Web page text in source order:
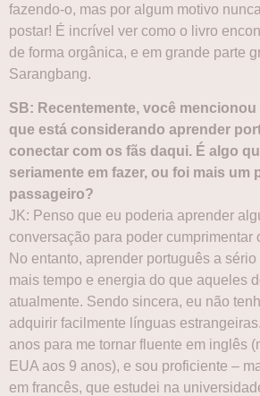
fazendo-o, mas por algum motivo
postar! É incrível ver como o livro
de forma orgânica, e em grande parte
Sarangbang.
SB: Recentemente, você
que está considerando aprender
conectar com os fãs daqui. É algo
seriamente em fazer, ou foi mais um
passageiro?
JK: Penso que eu poderia aprender
conversação para poder cumprimentar
No entanto, aprender português a
mais tempo e energia do que aqueles
atualmente. Sendo sincera, eu não
adquirir facilmente línguas
anos para me tornar fluente em inglês
EUA aos 9 anos), e sou proficiente –
em francês, que estudei na